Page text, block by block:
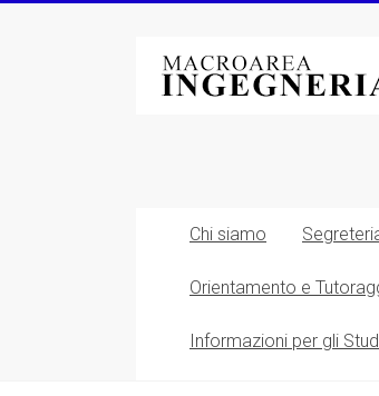
Macroarea
di
Università
degli
Studi
Chi siamo
Orientamento e
Informazioni per gli